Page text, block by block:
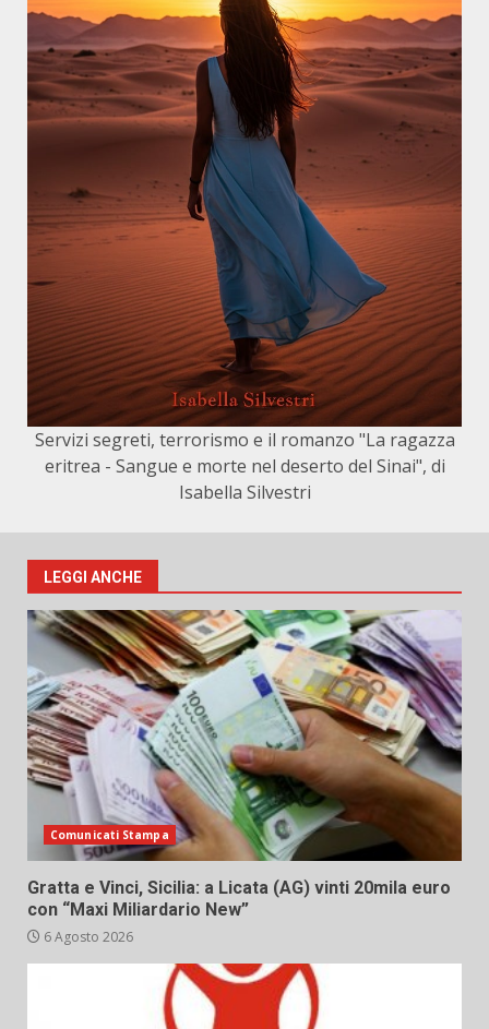
Servizi segreti, terrorismo e il romanzo "La ragazza
eritrea - Sangue e morte nel deserto del Sinai", di
Isabella Silvestri
LEGGI ANCHE
Comunicati Stampa
Gratta e Vinci, Sicilia: a Licata (AG) vinti 20mila euro
con “Maxi Miliardario New”
6 Agosto 2026